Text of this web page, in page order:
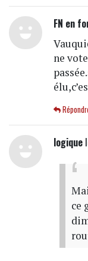
FN en
ne
logique
ce